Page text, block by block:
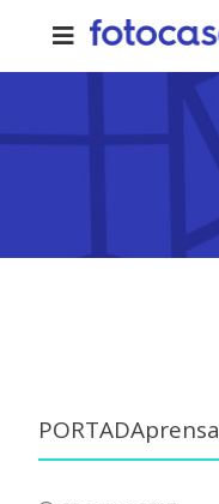
content
PORTADAprensa